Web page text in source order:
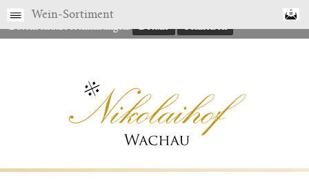
Gerne finden Sie hier nähere Details zu unseren
Datenschutzbestimmungen. Details Schließen
Wein-Sortiment